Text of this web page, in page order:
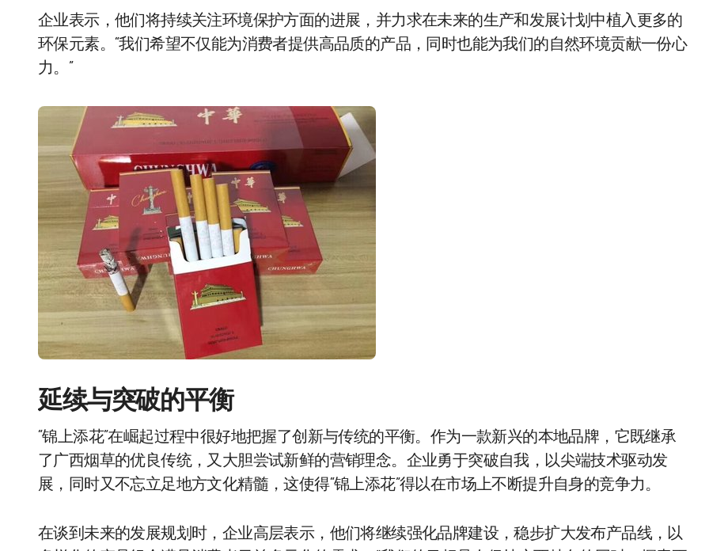
企业表示，他们将持续关注环境保护方面的进展，并力求在未来的生产和发展计划中植入更多的
环保元素。“我们希望不仅能为消费者提供高品质的产品，同时也能为我们的自然环境贡献一份心
力。”
延续与突破的平衡
“锦上添花”在崛起过程中很好地把握了创新与传统的平衡。作为一款新兴的本地品牌，它既继承
了广西烟草的优良传统，又大胆尝试新鲜的营销理念。企业勇于突破自我，以尖端技术驱动发
展，同时又不忘立足地方文化精髓，这使得“锦上添花”得以在市场上不断提升自身的竞争力。
在谈到未来的发展规划时，企业高层表示，他们将继续强化品牌建设，稳步扩大发布产品线，以